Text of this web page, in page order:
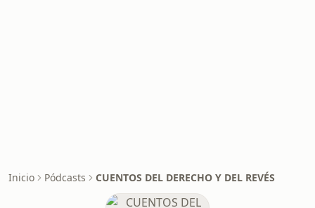
Inicio Pódcasts CUENTOS DEL DERECHO Y DEL REVÉS